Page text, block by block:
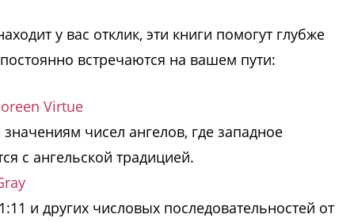
у вас отклик, эти книги помогут глубже
встречаются на вашем пути:
Virtue
чисел ангелов, где западное
с ангельской традицией.
и других числовых последовательностей от